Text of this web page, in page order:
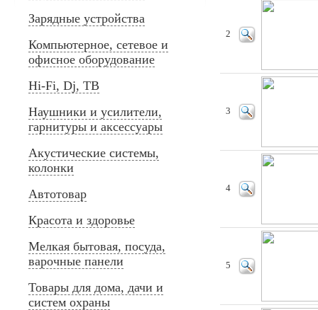
Зарядные устройства
Компьютерное, сетевое и
офисное оборудование
Hi-Fi, Dj, ТВ
Наушники и усилители,
гарнитуры и аксессуары
Акустические системы,
колонки
Автотовар
Красота и здоровье
Мелкая бытовая, посуда,
варочные панели
Товары для дома, дачи и
систем охраны
2
3
4
5